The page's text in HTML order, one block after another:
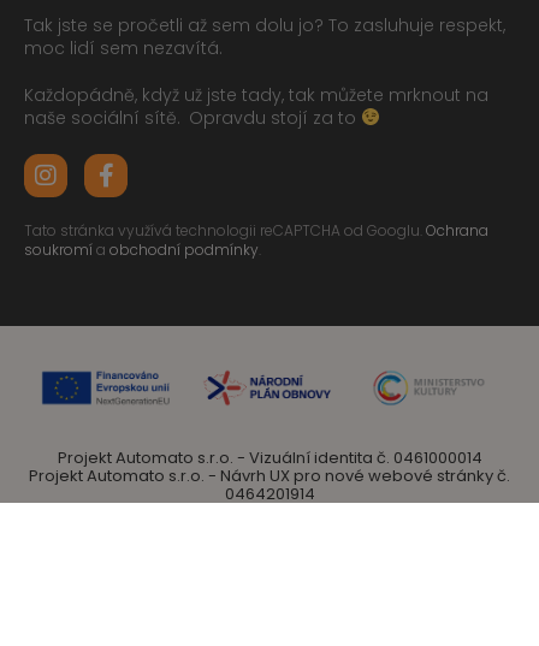
Tak jste se pročetli až sem dolu jo? To zasluhuje respekt,
moc lidí sem nezavítá.
Každopádně, když už jste tady, tak můžete mrknout na
naše sociální sítě. Opravdu stojí za to
Tato stránka využívá technologii reCAPTCHA od Googlu.Ochrana
soukromía obchodní podmínky.
Projekt Automato s.r.o. - Vizuální identita č. 0461000014
Projekt Automato s.r.o. - Návrh UX pro nové webové stránky č.
0464201914